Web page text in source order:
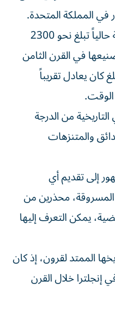
المملكة المتحدة.
وتشير التقديرات إلى أن قيمة الصينية حالياً تبلغ نحو 2300
في القرن الثامن
مبلغ كان يعادل تقريباً
من الدرجة
والمتنزهات
إلى تقديم أي
محذرين من
يمكن التعرف إليها
الممتد لقرون، إذ كان
إنجلترا خلال القرن